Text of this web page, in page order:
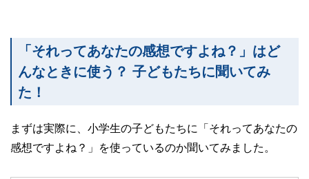
「それってあなたの感想ですよね？」はど
んなときに使う？ 子どもたちに聞いてみ
た！
まずは実際に、小学生の子どもたちに「それってあなたの
感想ですよね？」を使っているのか聞いてみました。